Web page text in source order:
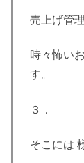
売上げ管
時々怖い
す。
３．
そこには